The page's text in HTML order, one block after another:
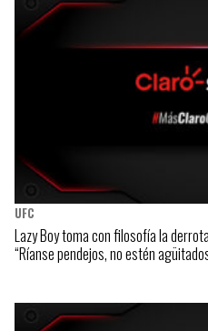
UFC
Lazy Boy toma con filosofía la
“Ríanse pendejos, no estén